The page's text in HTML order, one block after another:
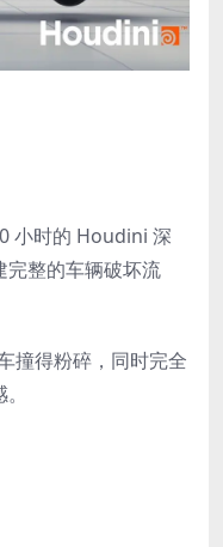
小时的 Houdini 深
完整的车辆破坏流
撞得粉碎，同时完全